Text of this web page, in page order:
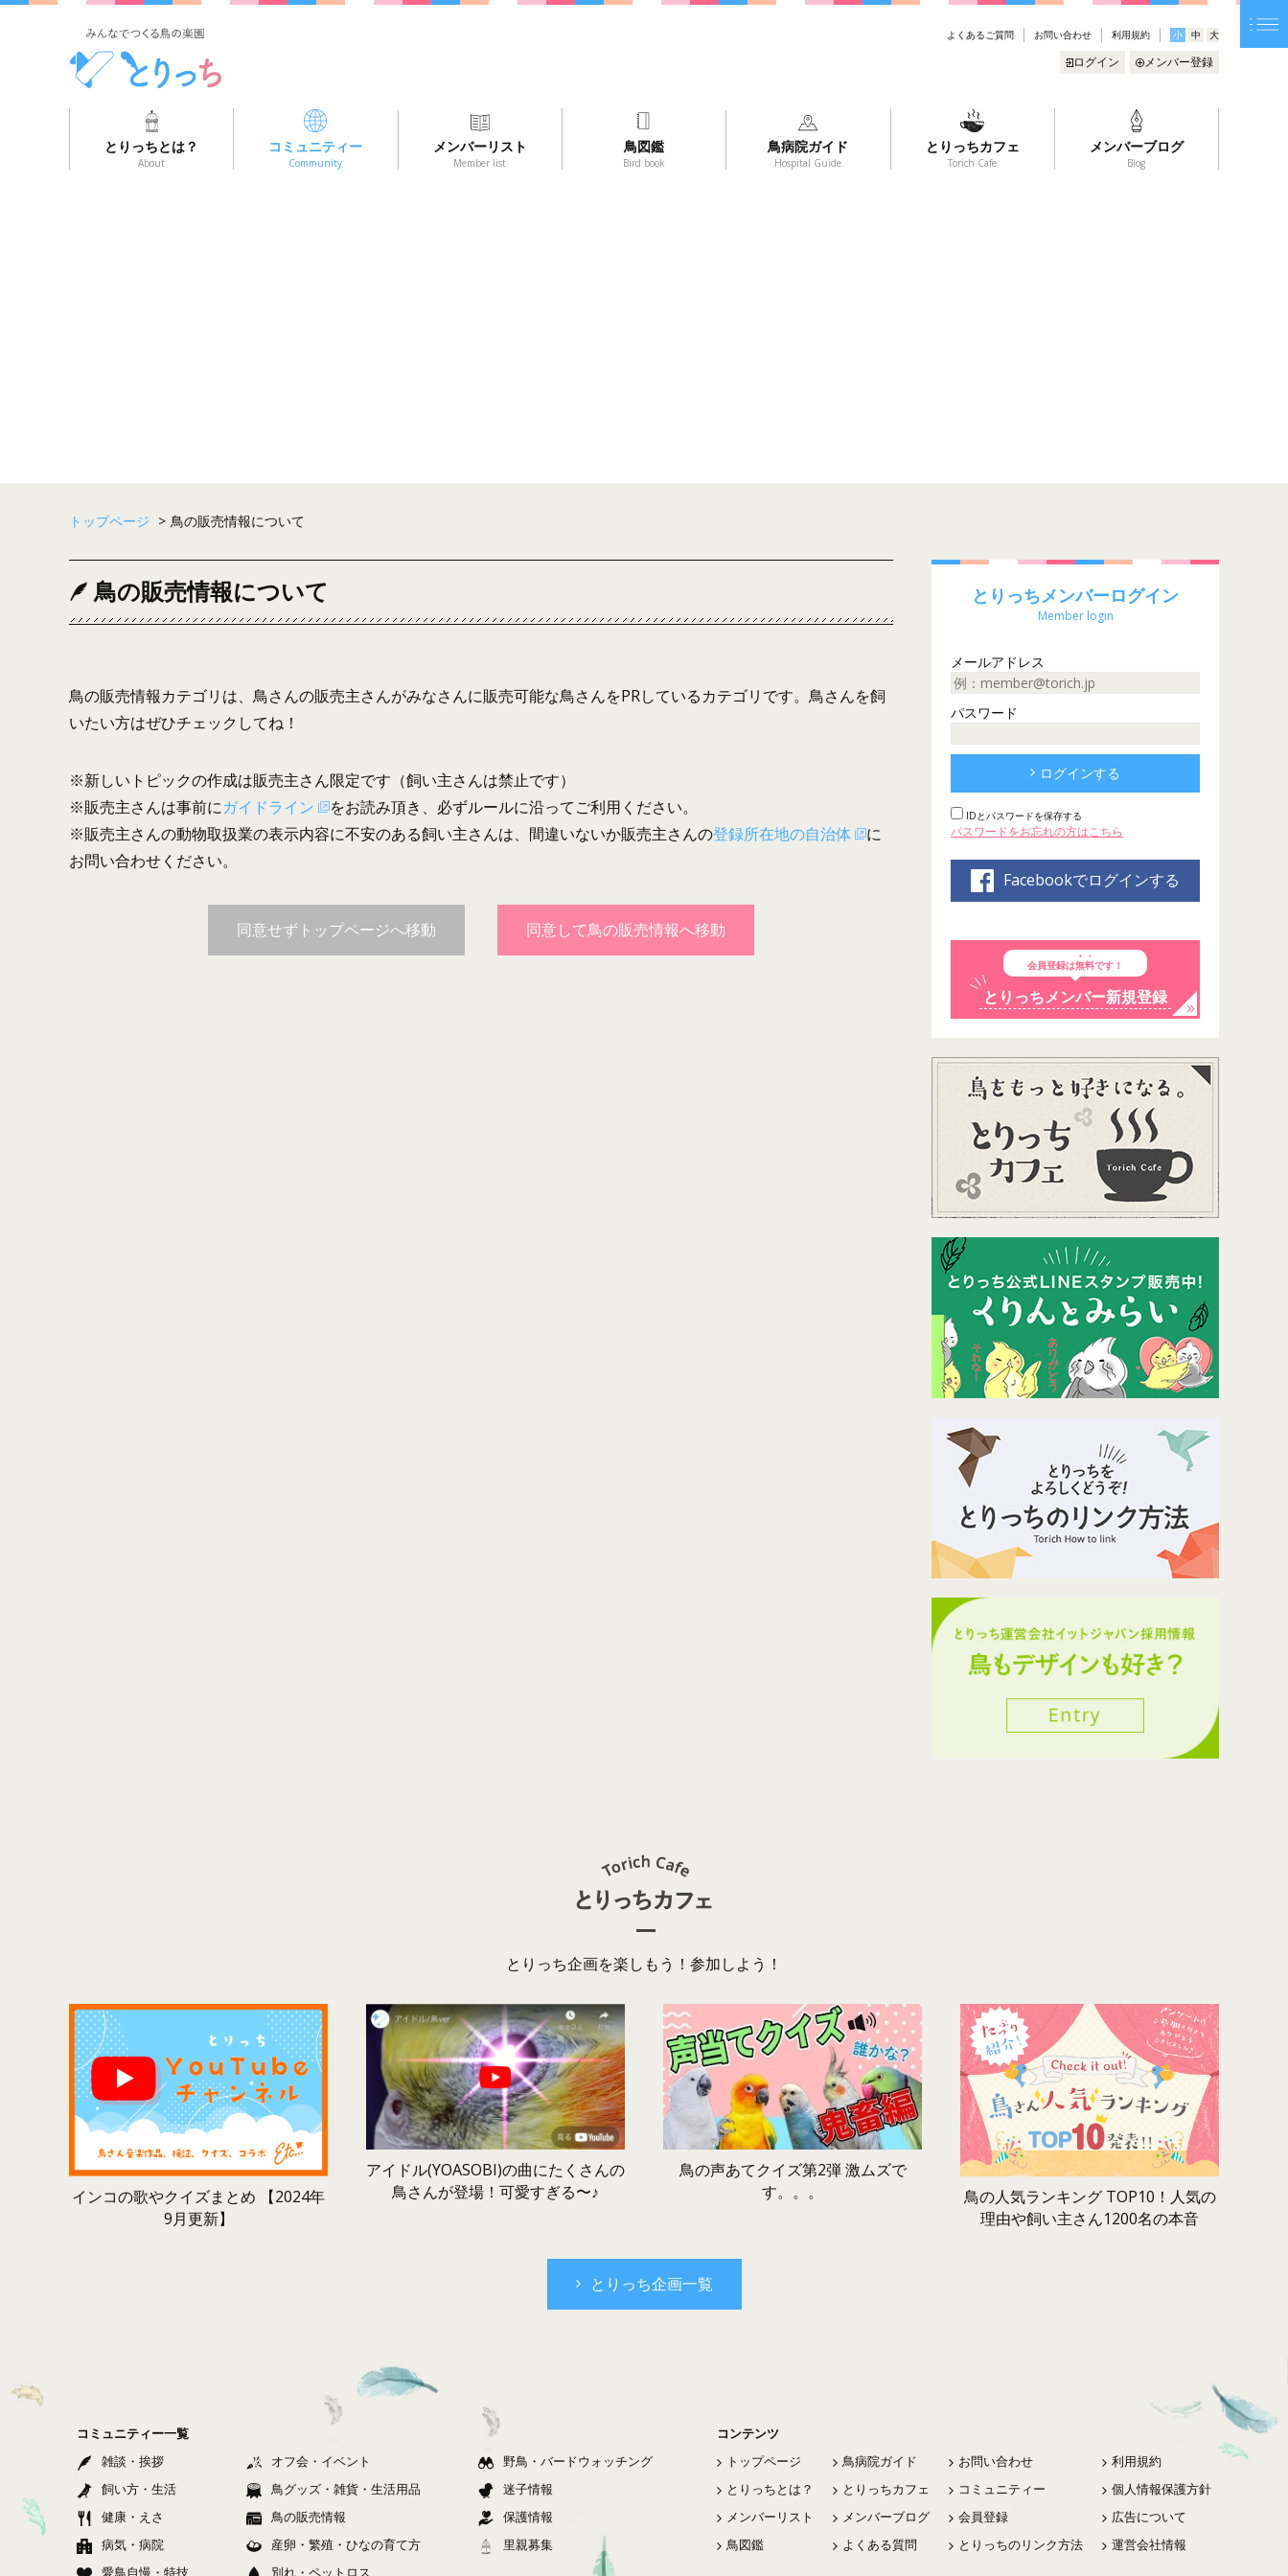
よくあるご質問 お問い合わせ 利用規約 小 中 大
ログイン メンバー登録
とりっちとは？
About
コミュニティー
Community
メンバーリスト
Member list
鳥図鑑
Bird book
鳥病院ガイド
Hospital Guide
とりっちカフェ
Torich Cafe
メンバーブログ
Blog
トップページ > 鳥の販売情報について
鳥の販売情報について
鳥の販売情報カテゴリは、鳥さんの販売主さんがみなさんに販売可能な鳥さんをPRしているカテゴリです。鳥さんを飼
いたい方はぜひチェックしてね！
※新しいトピックの作成は販売主さん限定です（飼い主さんは禁止です）
※販売主さんは事前にガイドライン
をお読み頂き、必ずルールに沿ってご利用ください。
※販売主さんの動物取扱業の表示内容に不安のある飼い主さんは、間違いないか販売主さんの登録所在地の自治体
に
お問い合わせください。
とりっちメンバーログイン
Member login
メールアドレス
パスワード
ログインする
IDとパスワードを保存する
パスワードをお忘れの方はこちら
Facebookでログインする
会員登録は無料です！
とりっちメンバー新規登録
とりっち企画を楽しもう！参加しよう！
インコの歌やクイズまとめ 【2024年
9月更新】
アイドル(YOASOBI)の曲にたくさんの
鳥さんが登場！可愛すぎる〜♪
鳥の声あてクイズ第2弾 激ムズで
す。。。
鳥の人気ランキング TOP10！人気の
理由や飼い主さん1200名の本音
とりっち企画一覧
コミュニティー一覧
雑談・挨拶
飼い方・生活
健康・えさ
病気・病院
愛鳥自慢・特技
オフ会・イベント
鳥グッズ・雑貨・生活用品
鳥の販売情報
産卵・繁殖・ひなの育て方
別れ・ペットロス
野鳥・バードウォッチング
迷子情報
保護情報
里親募集
コンテンツ
トップページ
とりっちとは？
メンバーリスト
鳥図鑑
鳥病院ガイド
とりっちカフェ
メンバーブログ
よくある質問
お問い合わせ
コミュニティー
会員登録
とりっちのリンク方法
利用規約
個人情報保護方針
広告について
運営会社情報